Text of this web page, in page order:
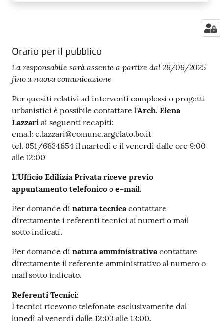
Orario per il pubblico
La responsabile sarà assente a partire dal 26/06/2025
fino a nuova comunicazione
Per quesiti relativi ad interventi complessi o progetti
urbanistici è possibile contattare l'Arch. Elena
Lazzari ai seguenti recapiti:
email: e.lazzari@comune.argelato.bo.it
tel. 051/6634654 il martedì e il venerdì dalle ore 9:00
alle 12:00
L'Ufficio Edilizia Privata riceve previo
appuntamento telefonico o e-mail.
Per domande di natura tecnicacontattare
direttamente i referenti tecnici ai numeri o mail
sotto indicati.
Per domande di natura amministrativacontattare
direttamente il referente amministrativo al numero o
mail sotto indicato.
Referenti Tecnici:
I tecnici ricevono telefonate esclusivamente dal
lunedì al venerdì dalle 12:00 alle 13:00.